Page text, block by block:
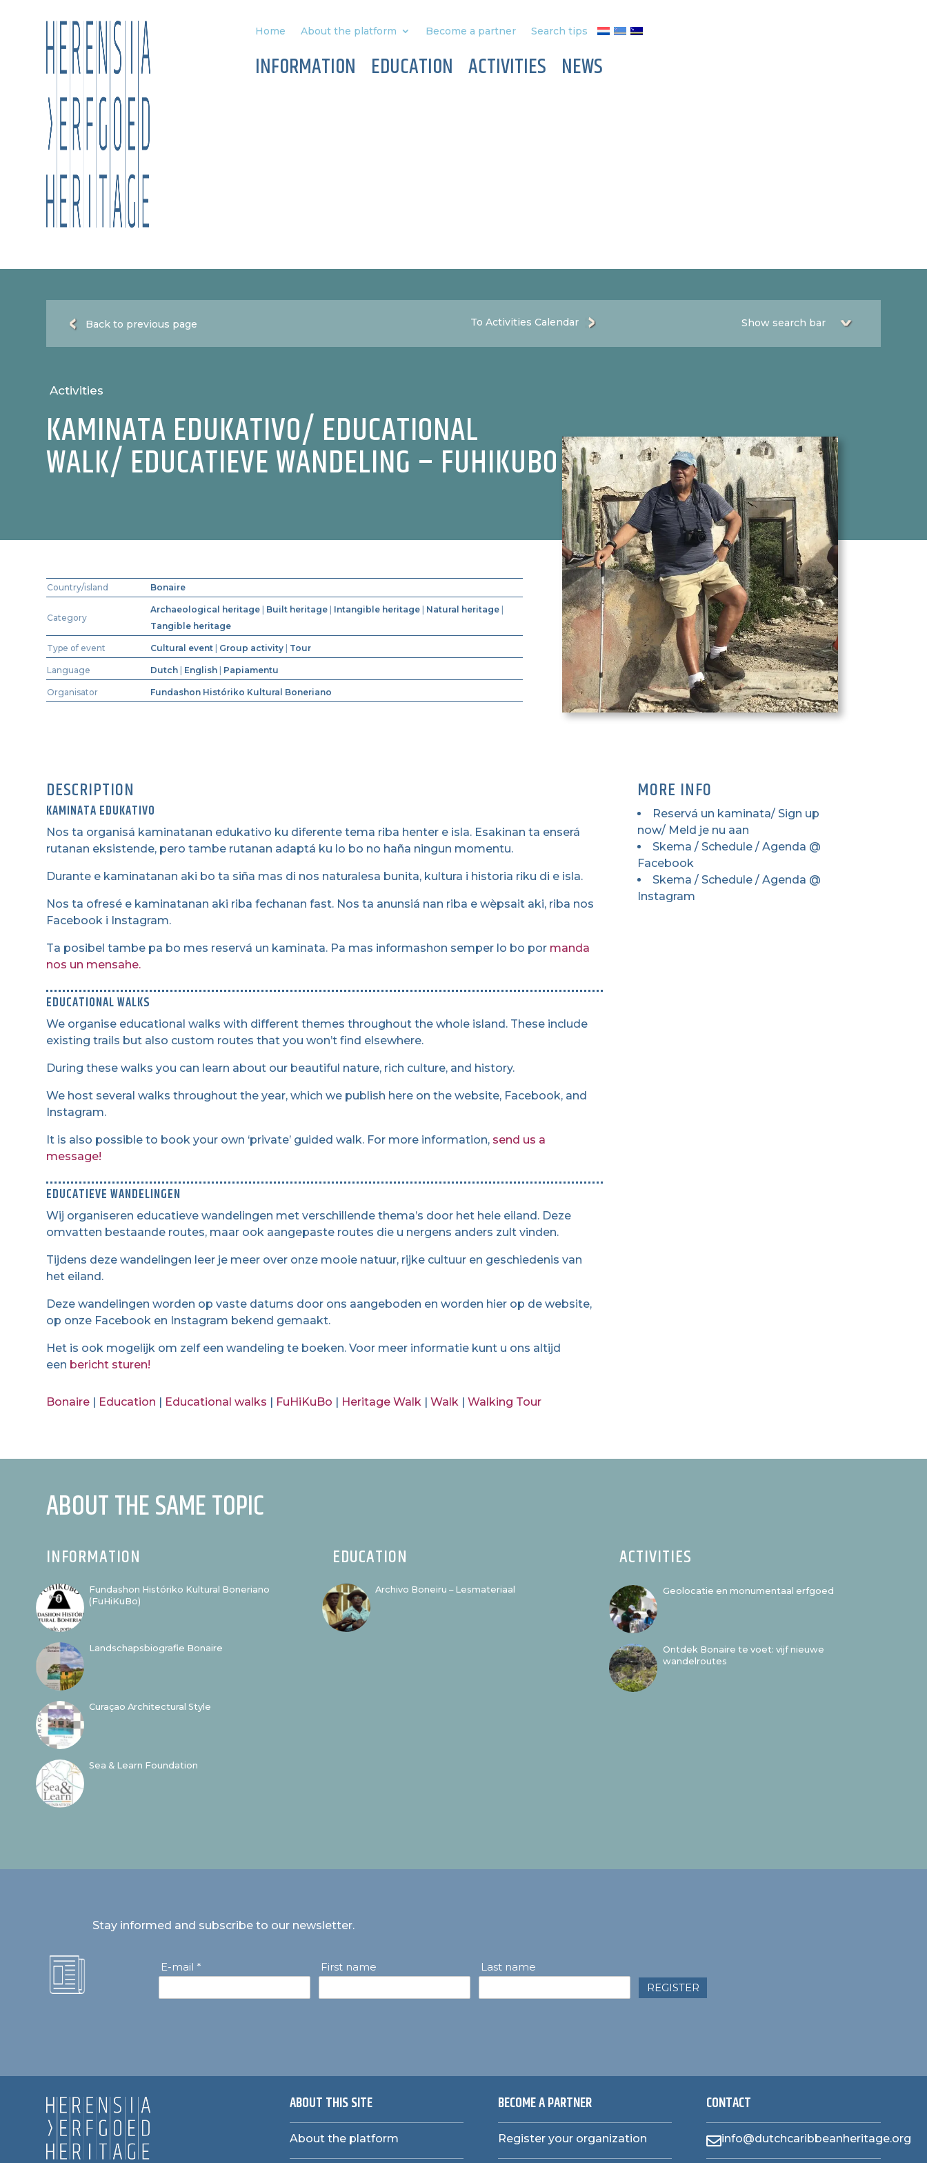
Home About the platform Become a partner Search tips
INFORMATION EDUCATION ACTIVITIES NEWS
Back to previous page To Activities Calendar
Activities
KAMINATA EDUKATIVO/ EDUCATIONAL
WALK/ EDUCATIEVE WANDELING – FUHIKUBO
Country/island Bonaire
Category
Archaeological heritage Built heritage Intangible heritage Natural heritage
Tangible heritage
Type of event Cultural event Group activity Tour
Language Dutch English Papiamentu
Organisator Fundashon Históriko Kultural Boneriano
DESCRIPTION
KAMINATA EDUKATIVO
Nos ta organisá kaminatanan edukativo ku diferente tema riba henter e isla. Esakinan ta enserá
rutanan eksistende, pero tambe rutanan adaptá ku lo bo no haña ningun momentu.
Durante e kaminatanan aki bo ta siña mas di nos naturalesa bunita, kultura i historia riku di e isla.
Nos ta ofresé e kaminatanan aki riba fechanan fast. Nos ta anunsiá nan riba e wèpsait aki, riba nos
Facebook i Instagram.
Ta posibel tambe pa bo mes reservá un kaminata. Pa mas informashon semper lo bo por manda
nos un mensahe.
EDUCATIONAL WALKS
We organise educational walks with different themes throughout the whole island. These include
existing trails but also custom routes that you won’t find elsewhere.
During these walks you can learn about our beautiful nature, rich culture, and history.
We host several walks throughout the year, which we publish here on the website, Facebook, and
Instagram.
It is also possible to book your own ‘private’ guided walk. For more information, send us a
message!
EDUCATIEVE WANDELINGEN
Wij organiseren educatieve wandelingen met verschillende thema’s door het hele eiland. Deze
omvatten bestaande routes, maar ook aangepaste routes die u nergens anders zult vinden.
Tijdens deze wandelingen leer je meer over onze mooie natuur, rijke cultuur en geschiedenis van
het eiland.
Deze wandelingen worden op vaste datums door ons aangeboden en worden hier op de website,
op onze Facebook en Instagram bekend gemaakt.
Het is ook mogelijk om zelf een wandeling te boeken. Voor meer informatie kunt u ons altijd
een bericht sturen!
Bonaire | Education | Educational walks | FuHiKuBo | Heritage Walk |Walk |Walking Tour
MORE INFO
Reservá un kaminata/ Sign up
now/ Meld je nu aan
Skema / Schedule / Agenda @
Facebook
Skema / Schedule / Agenda @
Instagram
ABOUT THE SAME TOPIC
INFORMATION
Fundashon Históriko Kultural Boneriano
(FuHiKuBo)
Landschapsbiografie Bonaire
Curaçao Architectural Style
Sea & Learn Foundation
EDUCATION
Archivo Boneiru – Lesmateriaal
ACTIVITIES
Geolocatie en monumentaal erfgoed
Ontdek Bonaire te voet: vijf nieuwe
wandelroutes
Stay informed and subscribe to our newsletter.
E-mail * First name
Last name
REGISTER
ABOUT THIS SITE
About the platform
BECOME A PARTNER
Register your organization
CONTACT
info@dutchcaribbeanheritage.org